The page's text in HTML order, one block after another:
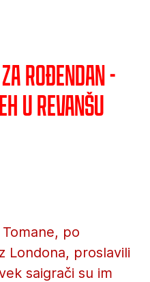
rođendan -
u revanšu
po
Londona, proslavili
saigrači su im